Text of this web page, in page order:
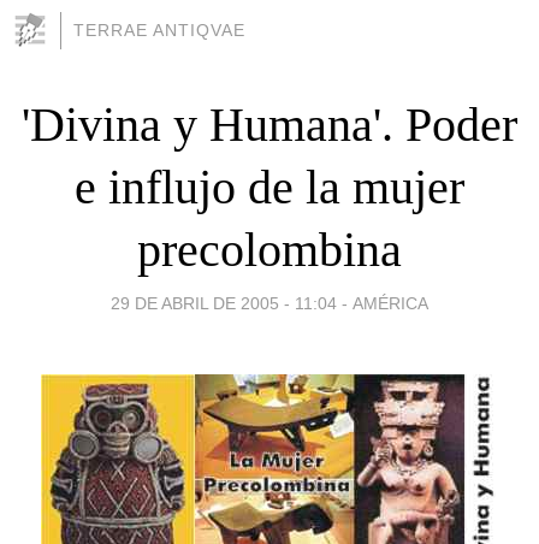
TERRAE ANTIQVAE
'Divina y Humana'. Poder
e influjo de la mujer
precolombina
29 DE ABRIL DE 2005 - 11:04 - AMÉRICA